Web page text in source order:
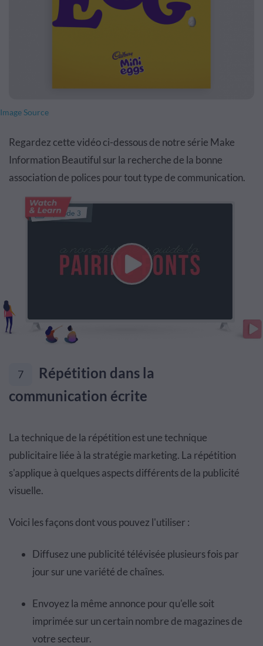
Image Source
Regardez cette vidéo ci-dessous de notre série Make
Information Beautiful sur la recherche de la bonne
association de polices pour tout type de communication.
7
Répétition dans la
communication écrite
La technique de la répétition est une technique
publicitaire liée à la stratégie marketing. La répétition
s'applique à quelques aspects différents de la publicité
visuelle.
Voici les façons dont vous pouvez l'utiliser :
Diffusez une publicité télévisée plusieurs fois par
jour sur une variété de chaînes.
Envoyez la même annonce pour qu'elle soit
imprimée sur un certain nombre de magazines de
votre secteur.